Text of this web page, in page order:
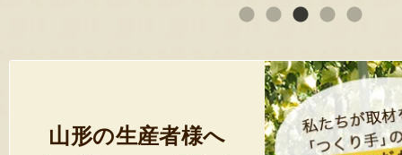
山形の生産者様へ